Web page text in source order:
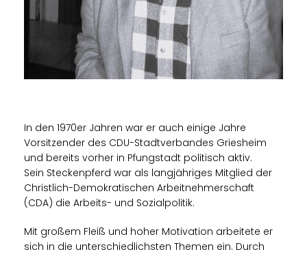
In den 1970er Jahren war er auch einige Jahre
Vorsitzender des CDU-Stadtverbandes Griesheim
und bereits vorher in Pfungstadt politisch aktiv.
Sein Steckenpferd war als langjähriges Mitglied der
Christlich-Demokratischen Arbeitnehmerschaft
(CDA) die Arbeits- und Sozialpolitik.
Mit großem Fleiß und hoher Motivation arbeitete er
sich in die unterschiedlichsten Themen ein. Durch